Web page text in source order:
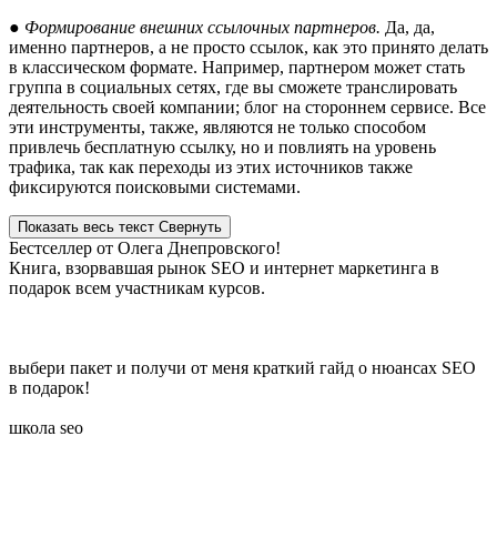
● Формирование внешних ссылочных партнеров. Да, да,
именно партнеров, а не просто ссылок, как это принято делать
в классическом формате. Например, партнером может стать
группа в социальных сетях, где вы сможете транслировать
деятельность своей компании; блог на стороннем сервисе. Все
эти инструменты, также, являются не только способом
привлечь бесплатную ссылку, но и повлиять на уровень
трафика, так как переходы из этих источников также
фиксируются поисковыми системами.
Показать весь текст Свернуть
Бестселлер от Олега Днепровского!
Книга, взорвавшая рынок SEO и интернет маркетинга в
подарок всем участникам курсов.
выбери пакет и получи от меня краткий гайд о нюансах SEO
в подарок!
школа seo